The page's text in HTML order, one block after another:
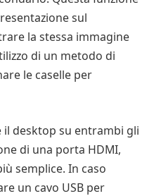
sul
la stessa immagine
di un metodo di
le caselle per
il desktop su entrambi gli
di una porta HDMI,
semplice. In caso
un cavo USB per